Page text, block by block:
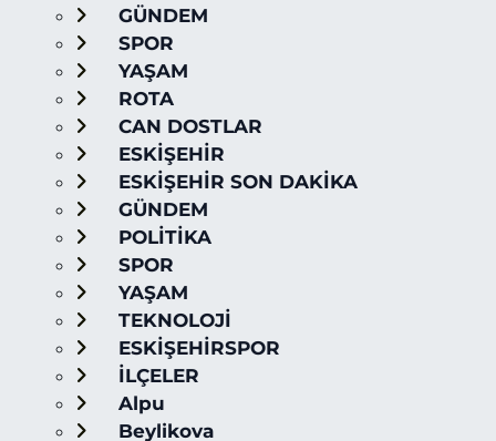
GÜNDEM
SPOR
YAŞAM
ROTA
CAN DOSTLAR
ESKİŞEHİR
ESKİŞEHİR SON DAKİKA
GÜNDEM
POLİTİKA
SPOR
YAŞAM
TEKNOLOJİ
ESKİŞEHİRSPOR
İLÇELER
Alpu
Beylikova